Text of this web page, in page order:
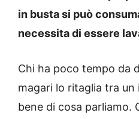
in busta si può
necessita di essere
Chi ha poco tempo da
magari lo ritaglia tra un
bene di cosa parliamo.